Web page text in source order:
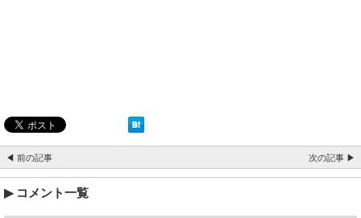
◀ 前の記事 次の記事 ▶
コメント一覧